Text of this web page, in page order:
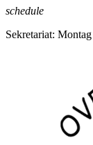
schedule
Sekretariat: